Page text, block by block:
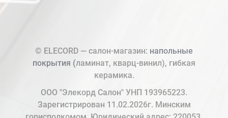
© ELECORD — салон-магазин: напольные
покрытия (ламинат, кварц-винил), гибкая
керамика.
ООО "Элекорд Салон" УНП 193965223.
Зарегистрирован 11.02.2026г. Минским